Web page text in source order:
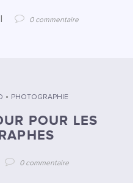
0 commentaire
• PHOTOGRAPHIE
POUR LES
0 commentaire